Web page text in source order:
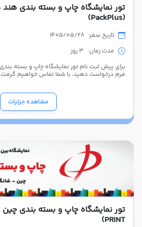
تور نمایشگاه چاپ و بسته بندی
(PackPlus)
تاریخ سفر: 1405/05/28
مدت زمان: 3 روز
برای پیش ثبت نام تور نمایشگاه چاپ و بسته
فرم درخواست دهید، با شما تماس خواهیم گرفت.
مشاهده جزئیات
PRINT)